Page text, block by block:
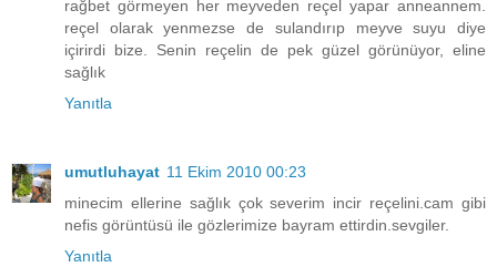
rağbet görmeyen her meyveden reçel yapar anneannem.
reçel olarak yenmezse de sulandırıp meyve suyu diye
içirirdi bize. Senin reçelin de pek güzel görünüyor, eline
sağlık
Yanıtla
umutluhayat 11 Ekim 2010 00:23
minecim ellerine sağlık çok severim incir reçelini.cam gibi
nefis görüntüsü ile gözlerimize bayram ettirdin.sevgiler.
Yanıtla